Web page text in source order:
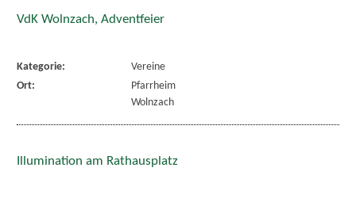
VdK Wolnzach, Adventfeier
Kategorie:
Vereine
Ort:
Pfarrheim
Wolnzach
Illumination am Rathausplatz